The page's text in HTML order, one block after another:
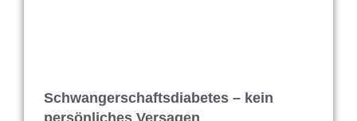
Schwangerschaftsdiabetes – kein
persönliches Versagen